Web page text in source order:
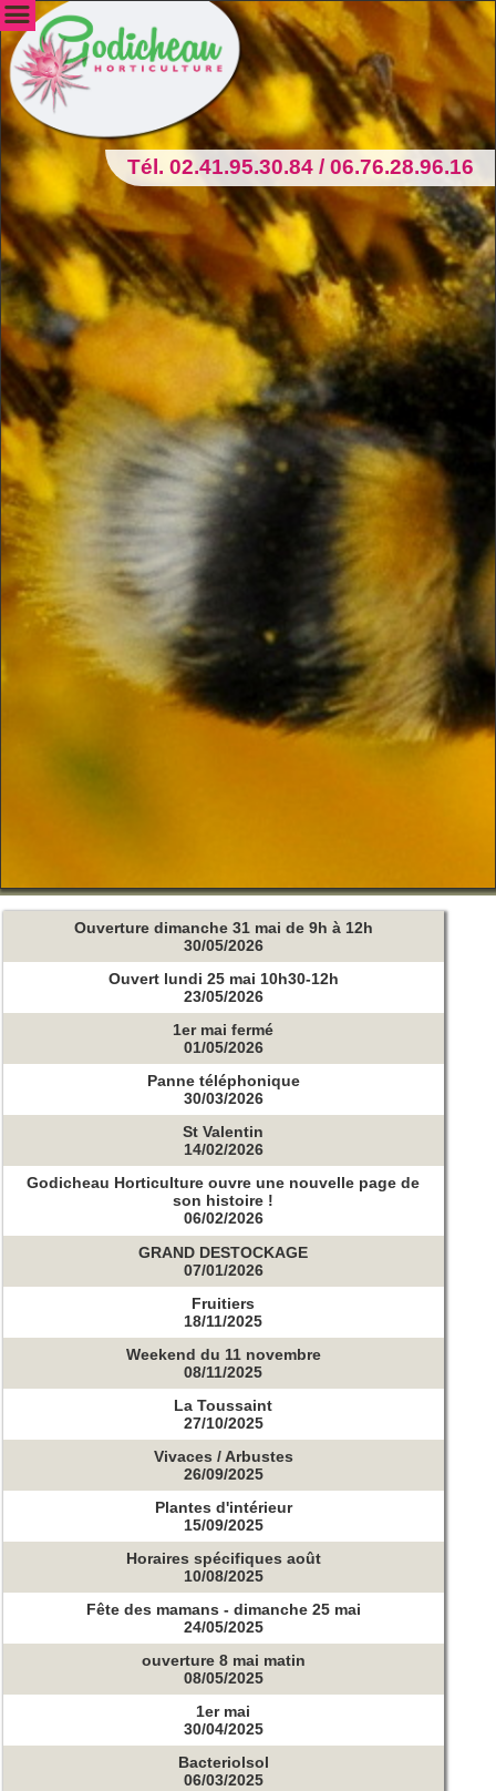
Tél. 02.41.95.30.84 / 06.76.28.96.16
Ouverture dimanche 31 mai de 9h à 12h
30/05/2026
Ouvert lundi 25 mai 10h30-12h
23/05/2026
1er mai fermé
01/05/2026
Panne téléphonique
30/03/2026
St Valentin
14/02/2026
Godicheau Horticulture ouvre une nouvelle page de
son histoire !
06/02/2026
GRAND DESTOCKAGE
07/01/2026
Fruitiers
18/11/2025
Weekend du 11 novembre
08/11/2025
La Toussaint
27/10/2025
Vivaces / Arbustes
26/09/2025
Plantes d'intérieur
15/09/2025
Horaires spécifiques août
10/08/2025
Fête des mamans - dimanche 25 mai
24/05/2025
ouverture 8 mai matin
08/05/2025
1er mai
30/04/2025
Bacteriolsol
06/03/2025